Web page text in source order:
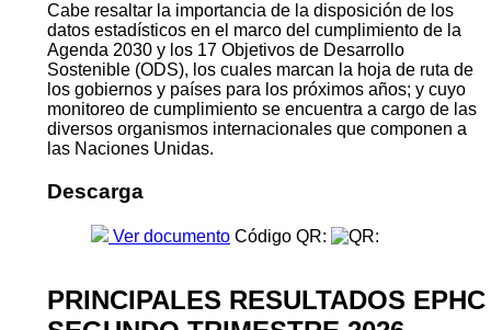
Cabe resaltar la importancia de la disposición de los
datos estadísticos en el marco del cumplimiento de la
Agenda 2030 y los 17 Objetivos de Desarrollo
Sostenible (ODS), los cuales marcan la hoja de ruta de
los gobiernos y países para los próximos años; y cuyo
monitoreo de cumplimiento se encuentra a cargo de las
diversos organismos internacionales que componen a
las Naciones Unidas.
Descarga
Ver documento Código QR:
PRINCIPALES RESULTADOS EPHC